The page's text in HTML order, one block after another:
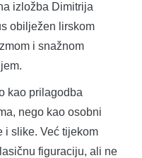
izložba Dimitrija
obilježen lirskom
i snažnom
kao prilagodba
nego kao osobni
i slike. Već tijekom
figuraciju, ali ne